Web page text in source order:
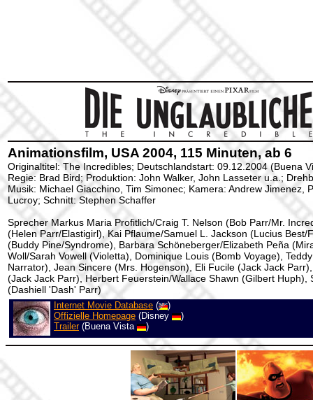
Animationsfilm, USA 2004, 115 Minuten, ab 6
Originaltitel: The Incredibles; Deutschlandstart: 09.12.2004 (Buena
Regie: Brad Bird; Produktion: John Walker, John Lasseter u.a.;
Musik: Michael Giacchino, Tim Simonec; Kamera: Andrew Jimenez,
Lucroy; Schnitt: Stephen Schaffer
Sprecher Markus Maria Profitlich/Craig T. Nelson (Bob Parr/Mr.
(Helen Parr/Elastigirl), Kai Pflaume/Samuel L. Jackson (Lucius Best/
(Buddy Pine/Syndrome), Barbara Schöneberger/Elizabeth Peña
Woll/Sarah Vowell (Violetta), Dominique Louis (Bomb Voyage),
Narrator), Jean Sincere (Mrs. Hogenson), Eli Fucile (Jack Jack
(Jack Jack Parr), Herbert Feuerstein/Wallace Shawn (Gilbert Huph),
(Dashiell 'Dash' Parr)
Internet Movie Database (
)
Offizielle Homepage (Disney
)
Trailer(Buena Vista )